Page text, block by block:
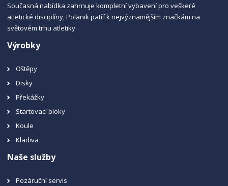
Současná nabídka zahrnuje kompletní vybavení pro veškeré
atletické disciplíny, Polanik patří k nejvýznamějším značkám na
světovém trhu atletiky.
Výrobky
Oštěpy
Disky
Překážky
Startovací bloky
Koule
Kladiva
Naše služby
Pozáruční servis